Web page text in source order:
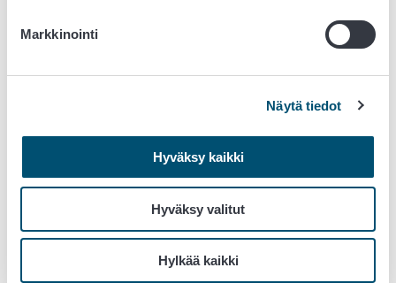
Markkinointi
Näytä tiedot
Hyväksy kaikki
Hyväksy valitut
Hylkää kaikki
Saat apua tuen hakemiseen Itä-Suomen
elinvoimakeskuksesta tai Ahvenanmaan valtionvirastosta
Uutiskirje mehiläistalouden tuen hakijoille 30.4.2026
Säädökset
Euroopan parlamentin ja neuvoston asetus (EU) N:o